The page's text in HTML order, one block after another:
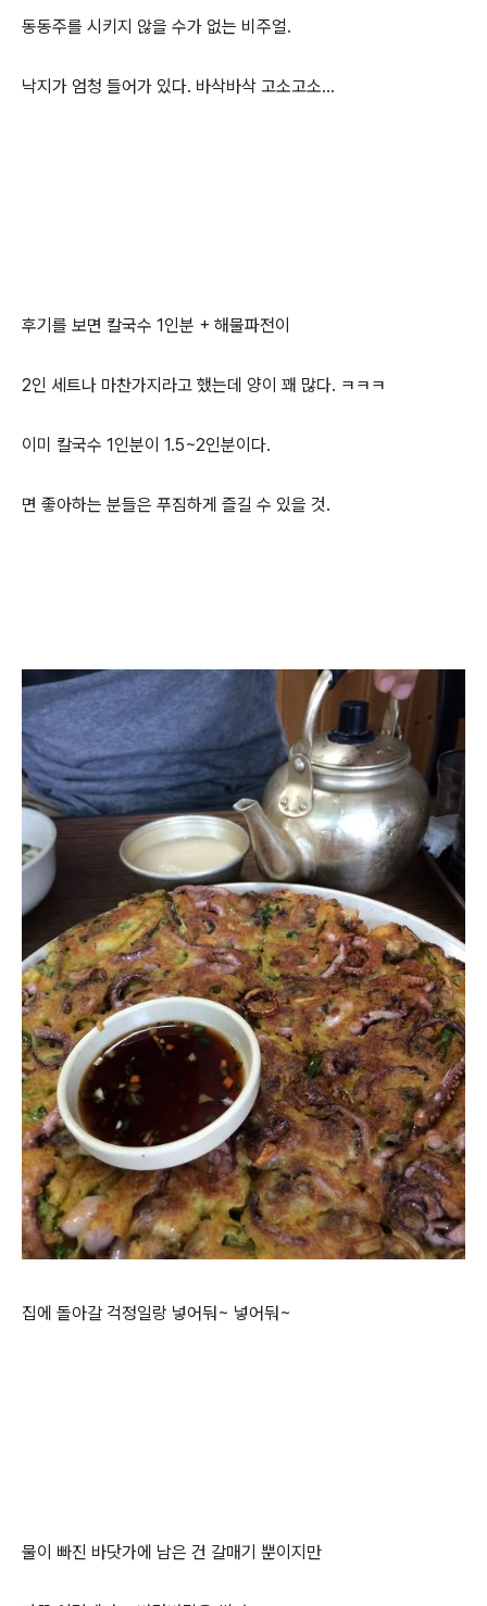
동동주를 시키지 않을 수가 없는 비주얼.
낙지가 엄청 들어가 있다. 바삭바삭 고소고소...
후기를 보면 칼국수 1인분 + 해물파전이
2인 세트나 마찬가지라고 했는데 양이 꽤 많다. ㅋㅋㅋ
이미 칼국수 1인분이 1.5~2인분이다.
면 좋아하는 분들은 푸짐하게 즐길 수 있을 것.
집에 돌아갈 걱정일랑 넣어둬~ 넣어둬~
물이 빠진 바닷가에 남은 건 갈매기 뿐이지만